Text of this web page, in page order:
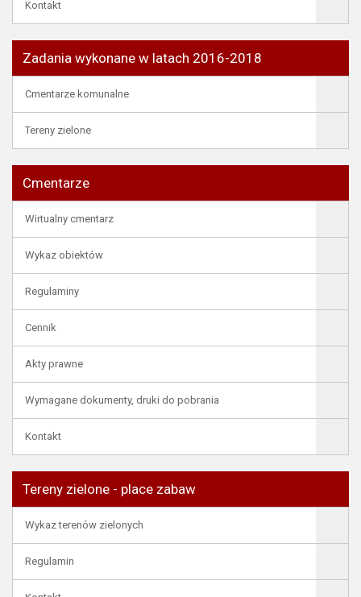
Kontakt
Zadania wykonane w latach 2016-2018
Cmentarze komunalne
Tereny zielone
Cmentarze
Wirtualny cmentarz
Wykaz obiektów
Regulaminy
Cennik
Akty prawne
Wymagane dokumenty, druki do pobrania
Kontakt
Tereny zielone - place zabaw
Wykaz terenów zielonych
Regulamin